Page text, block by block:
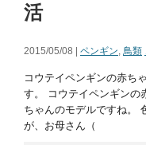
活
2015/05/08 | ペンギン, 鳥類
コウテイペンギンの赤ち
す。 コウテイペンギンの
ちゃんのモデルですね。
が、お母さん（